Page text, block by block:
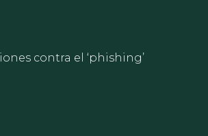
Extranet y
contra el ‘phishing’